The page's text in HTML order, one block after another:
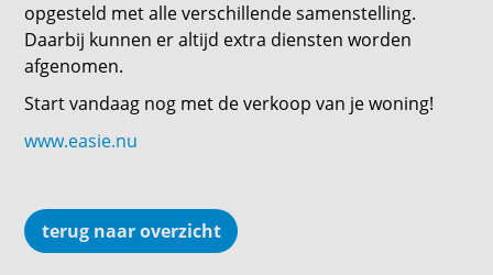
opgesteld met alle verschillende samenstelling.
Daarbij kunnen er altijd extra diensten worden
afgenomen.
Start vandaag nog met de verkoop van je woning!
www.easie.nu
terug naar overzicht